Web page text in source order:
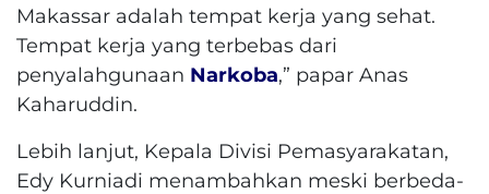
Makassar adalah tempat kerja yang sehat.
Tempat kerja yang terbebas dari
penyalahgunaan Narkoba,” papar Anas
Kaharuddin.
Lebih lanjut, Kepala Divisi Pemasyarakatan,
Edy Kurniadi menambahkan meski berbeda-